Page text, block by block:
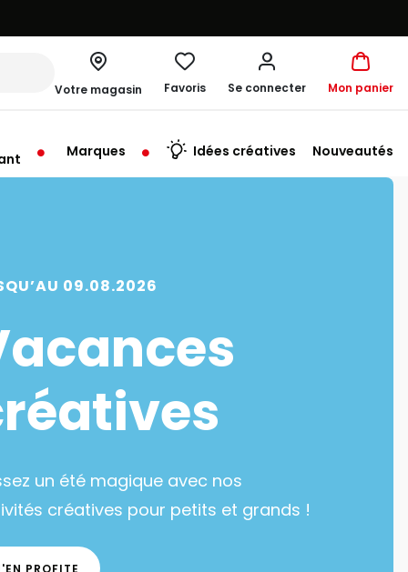
Votre magasin
à 10:00
Favoris Se connecter Mon panier
Marques Idées créatives Nouveautés
09.08.2026
un été magique avec nos
créatives pour petits et grands !
PROFITE